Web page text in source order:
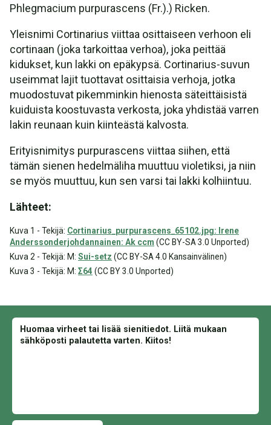
Phlegmacium purpurascens (Fr.).) Ricken.
Yleisnimi Cortinarius viittaa osittaiseen verhoon eli
cortinaan (joka tarkoittaa verhoa), joka peittää
kidukset, kun lakki on epäkypsä. Cortinarius-suvun
useimmat lajit tuottavat osittaisia verhoja, jotka
muodostuvat pikemminkin hienosta säteittäisistä
kuiduista koostuvasta verkosta, joka yhdistää varren
lakin reunaan kuin kiinteästä kalvosta.
Erityisnimitys purpurascens viittaa siihen, että
tämän sienen hedelmäliha muuttuu violetiksi, ja niin
se myös muuttuu, kun sen varsi tai lakki kolhiintuu.
Lähteet:
Kuva 1 - Tekijä: Cortinarius_purpurascens_65102.jpg: Irene
Anderssonderjohdannainen: Ak ccm (CC BY-SA 3.0 Unported)
Kuva 2 - Tekijä: M: Sui-setz (CC BY-SA 4.0 Kansainvälinen)
Kuva 3 - Tekijä: M: Σ64 (CC BY 3.0 Unported)